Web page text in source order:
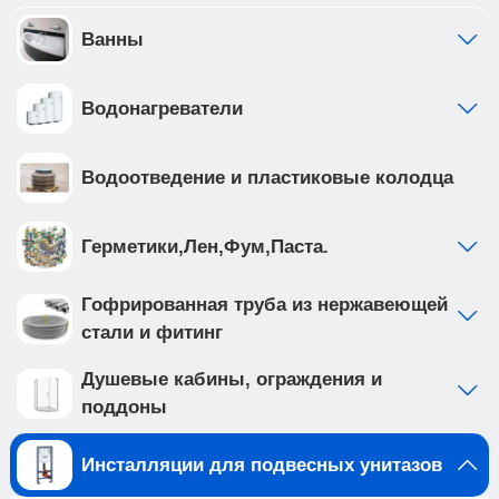
фильтр грубой очистки предустановлен с
завода • ножки рамы регулируются в диапазоне
высокопрочной стали с антикоррозийным
долговечность
Создайте идеальную ванную комнату с
подвесной унитаз TOLEDO ALTO (арт.
IB.TLA.231.1B1) и клавишу смыва ESTI-R цвета
хром глянцевый, ABS пластик (арт.
IB.B021.003.002 ). Подвесной унитаз с
белого фарфора, и имеет такие особенности
как: • отсутствие ободка не мешает потоку воды
и не дает места для скопления грязи и бактерий
• чаша с технологией антивсплеск
минимизирует возможность брызг и
Ванны
Водонагреватели
Водоотведение и пластиковые колодца
Герметики,Лен,Фум,Паста.
Гофрированная труба из нержавеющей
стали и фитинг
Душевые кабины, ограждения и
поддоны
Инсталляции для подвесных унитазов